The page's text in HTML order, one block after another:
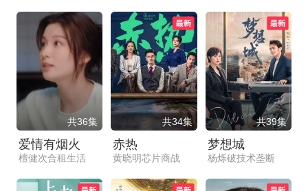
共36集
爱情有烟火
檀健次合租生活
共34集
赤热
黄晓明芯片商战
共39集
梦想城
杨烁破技术垄断